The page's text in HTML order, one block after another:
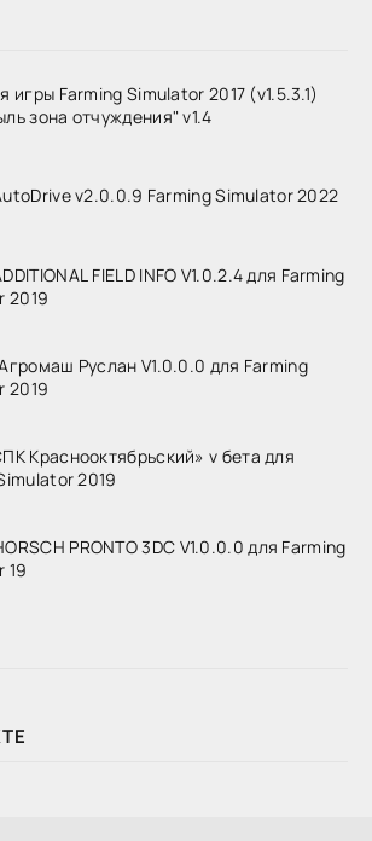
игры Farming Simulator 2017 (v1.5.3.1)
зона отчуждения" v1.4
v2.0.0.9 Farming Simulator 2022
FIELD INFO V1.0.2.4 для Farming
2019
Руслан V1.0.0.0 для Farming
2019
Краснооктябрьский» v бета для
2019
PRONTO 3DC V1.0.0.0 для Farming
19